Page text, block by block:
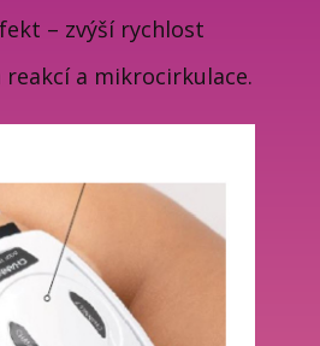
– zvýší rychlost
a mikrocirkulace.